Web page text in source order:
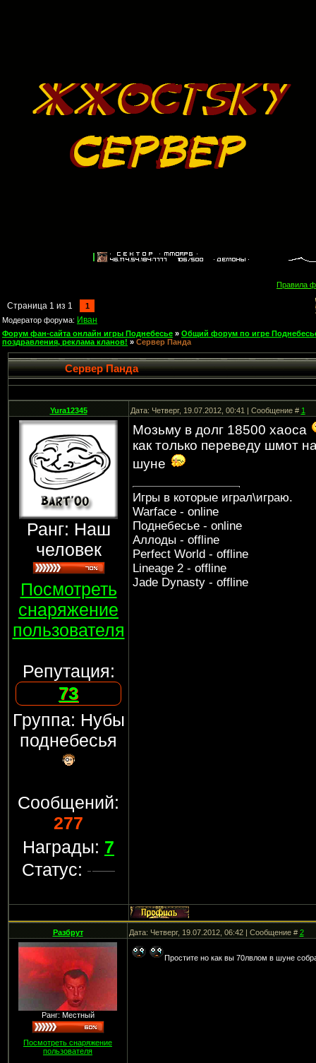
Правила
Страница 1 из 1
1
Модератор форума: Иван
Форум фан-сайта онлайн игры Поднебесье » Общий форум по игре
поздравления, реклама кланов! » Сервер Панда
Сервер Панда
Yura12345 Дата: Четверг, 19.07.2012, 00:41 | Сообщение #1
Ранг: Наш
человек
Посмотреть
снаряжение
пользователя
Репутация:
73
Группа: Нубы
поднебесья
Сообщений:
277
Награды: 7
Статус:
Мозьму в долг 18500 хаоса
как только переведу шмот
шуне
Игры в которые играл\играю.
Warface - online
Поднебесье - online
Аллоды - offline
Perfect World - offline
Lineage 2 - offline
Jade Dynasty - offline
Разбрут Дата: Четверг, 19.07.2012, 06:42 | Сообщение #2
Ранг: Местный
Посмотреть снаряжение
пользователя
Простите но как вы 70лвлом в шуне